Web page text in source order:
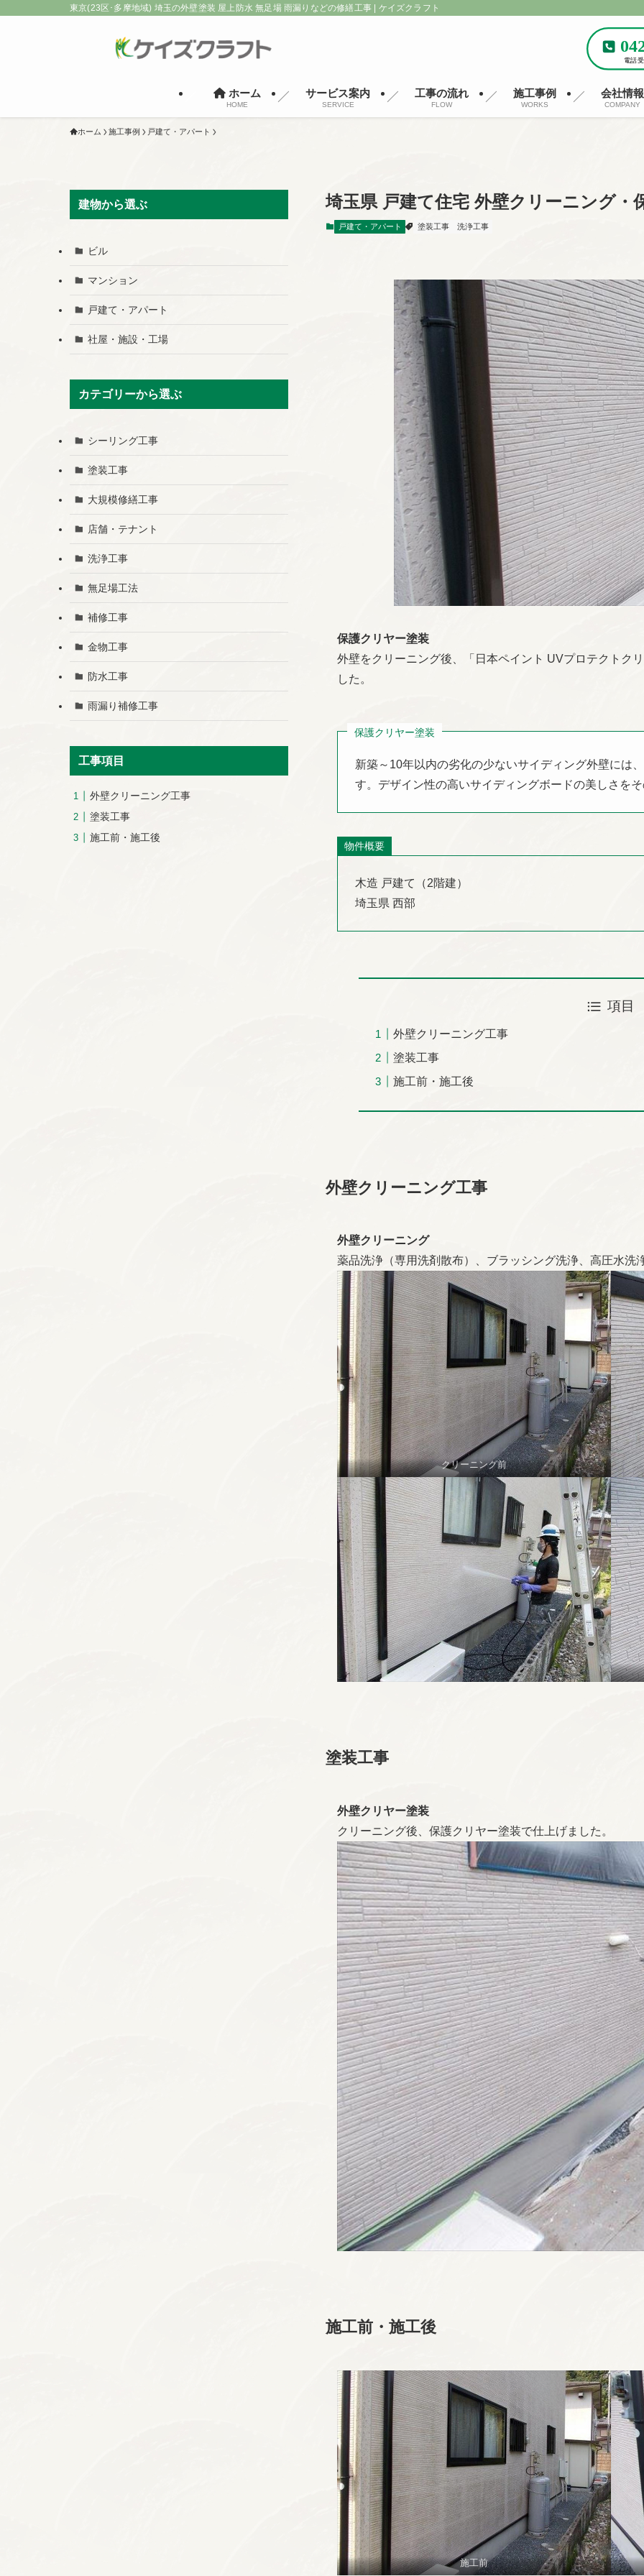
東京(23区･多摩地域) 埼玉の外壁塗装 屋上防水 無足場 雨漏りなどの修繕工事 | ケイズクラフト
ホーム
HOME
サービス案内
SERVICE
工事の流れ
FLOW
施工事例
WORKS
会社情報
COMPANY
ホーム 施工事例 戸建て・アパート
埼玉県 戸建て住宅 外壁クリーニング・
戸建て・アパート 塗装工事 洗浄工事
保護クリヤー塗装
外壁をクリーニング後、「日本ペイント UVプロテクトク
した。
保護クリヤー塗装
新築～10年以内の劣化の少ないサイディング外壁には
す。デザイン性の高いサイディングボードの美しさを
物件概要
木造 戸建て（2階建）
埼玉県 西部
項目
外壁クリーニング工事
塗装工事
施工前・施工後
外壁クリーニング工事
外壁クリーニング
薬品洗浄（専用洗剤散布）、ブラッシング洗浄、高圧水洗
クリーニング前
塗装工事
外壁クリヤー塗装
クリーニング後、保護クリヤー塗装で仕上げました。
施工前・施工後
施工前
建物から選ぶ
ビル
マンション
戸建て・アパート
社屋・施設・工場
カテゴリーから選ぶ
シーリング工事
塗装工事
大規模修繕工事
店舗・テナント
洗浄工事
無足場工法
補修工事
金物工事
防水工事
雨漏り補修工事
工事項目
外壁クリーニング工事
塗装工事
施工前・施工後